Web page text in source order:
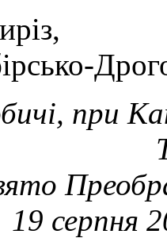
при
19 серпня